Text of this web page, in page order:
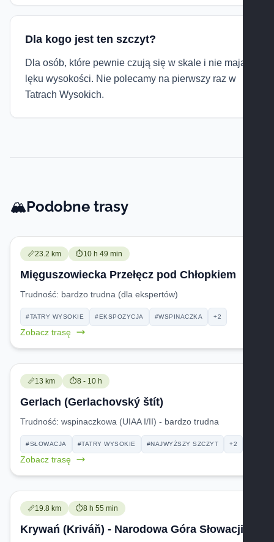
Dla kogo jest ten szczyt?
Dla osób, które pewnie czują się w skale i nie mają
lęku wysokości. Nie polecamy na pierwszy raz w
Tatrach Wysokich.
🏔️Podobne trasy
📏Trudność:
23.2 km ⏱️Czas przejścia:
10 h 49 min
Mięguszowiecka Przełęcz pod Chłopkiem
Trudność: bardzo trudna (dla ekspertów)
#TATRY WYSOKIE #EKSPOZYCJA #WSPINACZKA +2
Zobacz trasę
📏Trudność:
13 km ⏱️Czas przejścia:
8 - 10 h
Gerlach (Gerlachovský štít)
Trudność: wspinaczkowa (UIAA I/II) - bardzo trudna
#SŁOWACJA #TATRY WYSOKIE #NAJWYŻSZY SZCZYT +2
Zobacz trasę
📏Trudność:
19.8 km ⏱️Czas przejścia:
8 h 55 min
Krywań (Kriváň) - Narodowa Góra Słowacji